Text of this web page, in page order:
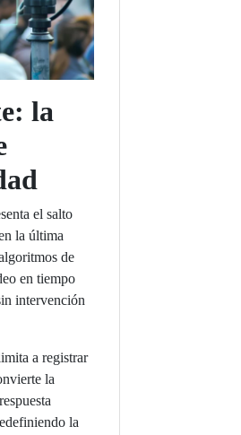
la
el salto
la última
de
en tiempo
intervención
a registrar
la
la